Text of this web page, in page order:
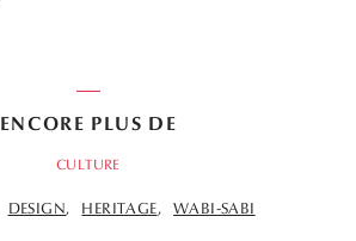
ENCORE PLUS DE
CULTURE
DESIGN HERITAGE WABI-SABI